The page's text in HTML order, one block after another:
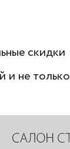
скидки
и не только